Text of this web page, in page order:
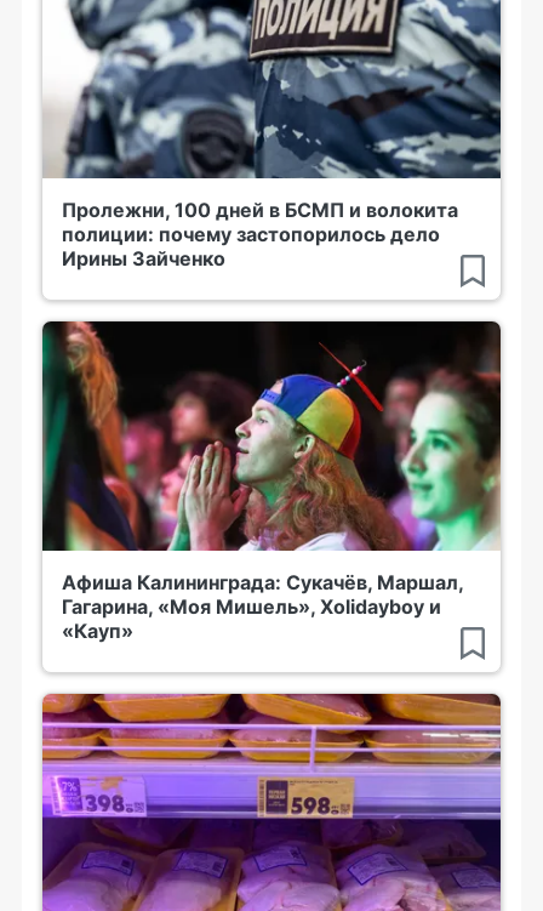
Пролежни, 100 дней в БСМП и волокита
полиции: почему застопорилось дело
Ирины Зайченко
Афиша Калининграда: Сукачёв, Маршал,
Гагарина, «Моя Мишель», Xolidayboy и
«Кауп»